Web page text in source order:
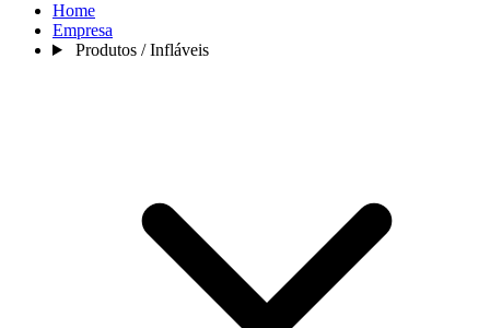
Home
Empresa
Produtos / Infláveis